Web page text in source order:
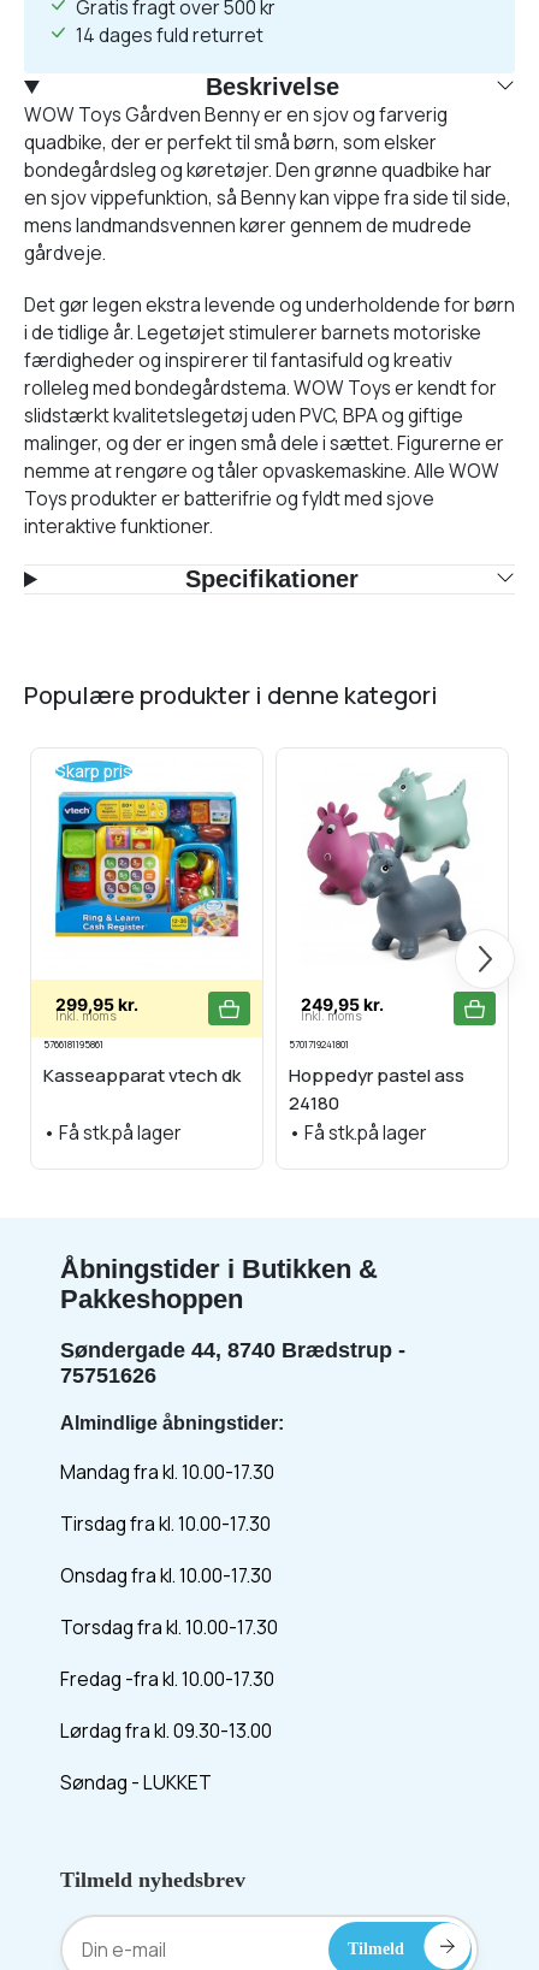
Gratis fragt over 500 kr
14 dages fuld returret
Beskrivelse
WOW Toys Gårdven Benny er en sjov og farverig
quadbike, der er perfekt til små børn, som elsker
bondegårdsleg og køretøjer. Den grønne quadbike har
en sjov vippefunktion, så Benny kan vippe fra side til side,
mens landmandsvennen kører gennem de mudrede
gårdveje.
Det gør legen ekstra levende og underholdende for børn
i de tidlige år. Legetøjet stimulerer barnets motoriske
færdigheder og inspirerer til fantasifuld og kreativ
rolleleg med bondegårdstema. WOW Toys er kendt for
slidstærkt kvalitetslegetøj uden PVC, BPA og giftige
malinger, og der er ingen små dele i sættet. Figurerne er
nemme at rengøre og tåler opvaskemaskine. Alle WOW
Toys produkter er batterifrie og fyldt med sjove
interaktive funktioner.
Specifikationer
populære produkter i denne kategori
Næste
Skarp pris
299,95 kr.
Inkl. moms
5766181195861
Kasseapparat vtech dk
• Få stk.på lager
249,95 kr.
Inkl. moms
5701719241801
Hoppedyr pastel ass
24180
• Få stk.på lager
Åbningstider i Butikken &
Pakkeshoppen
Søndergade 44, 8740 Brædstrup -
75751626
Almindlige åbningstider:
Mandag fra kl. 10.00-17.30
Tirsdag fra kl. 10.00-17.30
Onsdag fra kl. 10.00-17.30
Torsdag fra kl. 10.00-17.30
Fredag -fra kl. 10.00-17.30
Lørdag fra kl. 09.30-13.00
Søndag - LUKKET
Tilmeld nyhedsbrev